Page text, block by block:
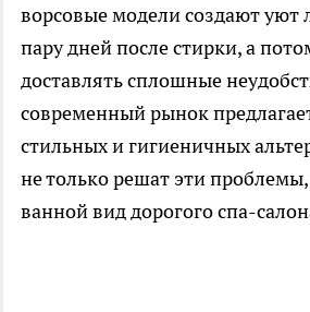
ворсовые модели создают уют
пару дней после стирки, а
доставлять сплошные
современный рынок
стильных и гигиеничных
не только решат эти
ванной вид дорогого спа-